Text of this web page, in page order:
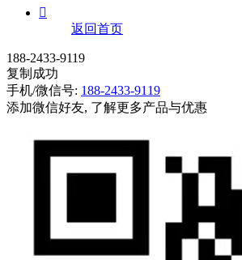

返回首页
188-2433-9119
复制成功
手机/微信号: 188-2433-9119
添加微信好友, 了解更多产品与优惠